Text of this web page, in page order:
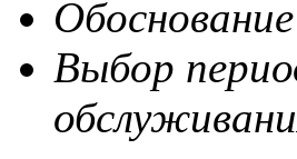
Выбор